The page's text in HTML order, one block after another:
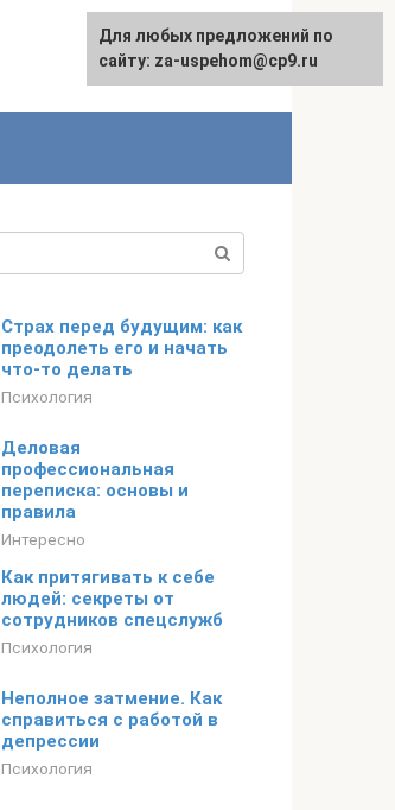
English
Страх перед будущим: как
преодолеть его и начать
что-то делать
Психология
Деловая
профессиональная
переписка: основы и
правила
Интересно
Как притягивать к себе
людей: секреты от
сотрудников спецслужб
Психология
Неполное затмение. Как
справиться с работой в
депрессии
Психология
Для любых предложений по
сайту: za-uspehom@cp9.ru